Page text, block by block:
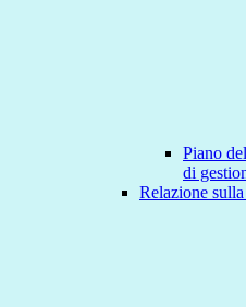
Piano
di
Relazione